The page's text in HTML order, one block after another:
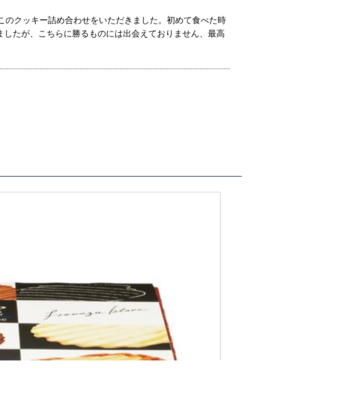
クッキー詰め合わせをいただきました。初めて食べた時
たが、こちらに勝るものには出会えておりません、最高